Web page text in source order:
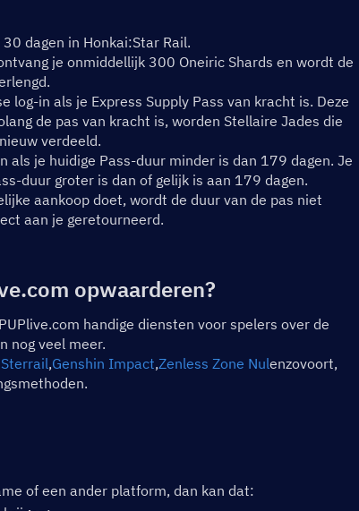
dagen in Honkai:Star Rail.
je onmiddellijk 300 Oneiric Shards en wordt de
in als je Express Supply Pass van kracht is. Deze
de pas van kracht is, worden Stellaire Jades die
verdeeld.
als je huidige Pass-duur minder is dan 179 dagen. Je
duur groter is dan of gelijk is aan 179 dagen.
aankoop doet, wordt de duur van de pas niet
aan je geretourneerd.
opwaarderen?
handige diensten voor spelers over de
nog veel meer.
,Genshin Impact,Zenless Zone Nulenzovoort,
of een ander platform, dan kan dat: